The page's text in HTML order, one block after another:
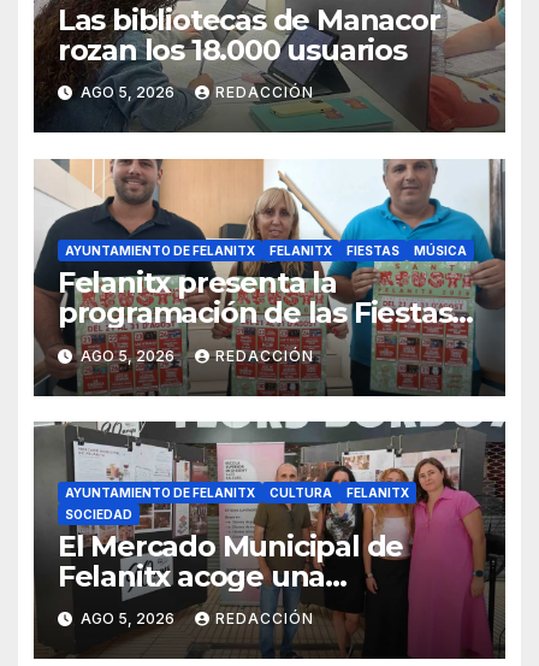
Las bibliotecas de Manacor
rozan los 18.000 usuarios
AGO 5, 2026 REDACCIÓN
AYUNTAMIENTO DE FELANITX FELANITX FIESTAS MÚSICA
Felanitx presenta la
programación de las Fiestas
de Sant Agustí 2026 con diez
días de verbenas
AGO 5, 2026 REDACCIÓN
AYUNTAMIENTO DE FELANITX CULTURA
FELANITX
SOCIEDAD
El Mercado Municipal de
Felanitx acoge una
exposición con propuestas de
diseño de la EASDIB
AGO 5, 2026 REDACCIÓN